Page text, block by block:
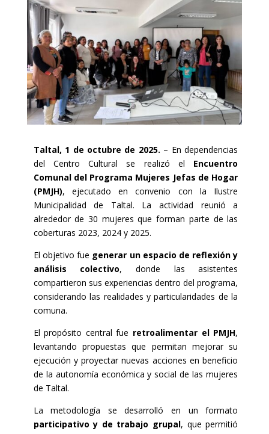
Taltal, 1 de octubre de 2025. – En dependencias
del Centro Cultural se realizó el Encuentro
Comunal del Programa Mujeres Jefas de Hogar
(PMJH), ejecutado en convenio con la Ilustre
Municipalidad de Taltal. La actividad reunió a
alrededor de 30 mujeres que forman parte de las
coberturas 2023, 2024 y 2025.
El objetivo fue generar un espacio de reflexión y
análisis colectivo, donde las asistentes
compartieron sus experiencias dentro del programa,
considerando las realidades y particularidades de la
comuna.
El propósito central fue retroalimentar el PMJH,
levantando propuestas que permitan mejorar su
ejecución y proyectar nuevas acciones en beneficio
de la autonomía económica y social de las mujeres
de Taltal.
La metodología se desarrolló en un formato
participativo y de trabajo grupal, que permitió